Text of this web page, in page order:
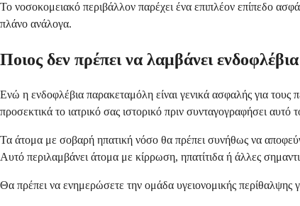
Το νοσοκομειακό περιβάλλον παρέχει ένα επιπλέον επίπεδο
πλάνο ανάλογα.
Ποιος δεν πρέπει να λαμβάνει
Ενώ η ενδοφλέβια παρακεταμόλη είναι γενικά ασφαλής για τους
προσεκτικά το ιατρικό σας ιστορικό πριν συνταγογραφήσει αυτό
Τα άτομα με σοβαρή ηπατική νόσο θα πρέπει συνήθως να
Αυτό περιλαμβάνει άτομα με κίρρωση, ηπατίτιδα ή άλλες
Θα πρέπει να ενημερώσετε την ομάδα υγειονομικής περίθαλψης